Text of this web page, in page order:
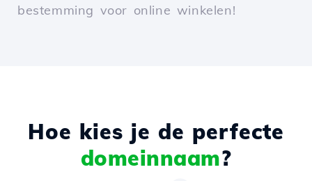
bestemming voor online winkelen!
Hoe kies je de perfecte
domeinnaam?